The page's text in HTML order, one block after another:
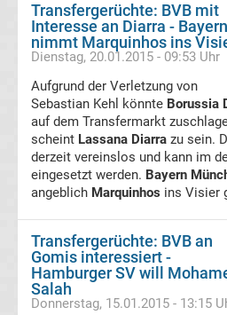
Bundesliga
Alle
Bundesliga
Relegationsspiele
Alle
Transfergerüchte: BVB mit
Interesse an Diarra - Bayern
nimmt Marquinhos ins
Dienstag, 20.01.2015 - 09:53 Uhr
Aufgrund der Verletzung von
Sebastian Kehl könnte Borussia
auf dem Transfermarkt
scheint Lassana Diarra zu sein.
derzeit vereinslos und kann im
eingesetzt werden. Bayern
angeblich Marquinhos ins Visier
Transfergerüchte: BVB an
Gomis interessiert -
Hamburger SV will
Salah
Donnerstag, 15.01.2015 - 13:15